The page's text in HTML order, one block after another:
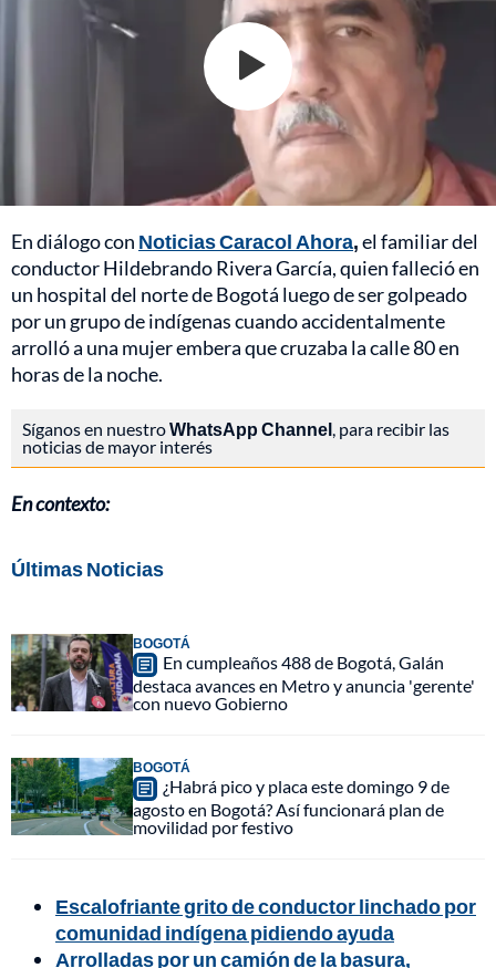
En diálogo con Noticias Caracol Ahora,el familiar del
conductor Hildebrando Rivera García, quien falleció en
un hospital del norte de Bogotá luego de ser golpeado
por un grupo de indígenas cuando accidentalmente
arrolló a una mujer embera que cruzaba la calle 80 en
horas de la noche.
Síganos en nuestroWhatsApp Channel , para recibir las
noticias de mayor interés
En contexto:
Últimas Noticias
BOGOTÁ
En cumpleaños 488 de Bogotá, Galán
destaca avances en Metro y anuncia 'gerente'
con nuevo Gobierno
BOGOTÁ
¿Habrá pico y placa este domingo 9 de
agosto en Bogotá? Así funcionará plan de
movilidad por festivo
Escalofriante grito de conductor linchado por
comunidad indígena pidiendo ayuda
Arrolladas por un camión de la basura,